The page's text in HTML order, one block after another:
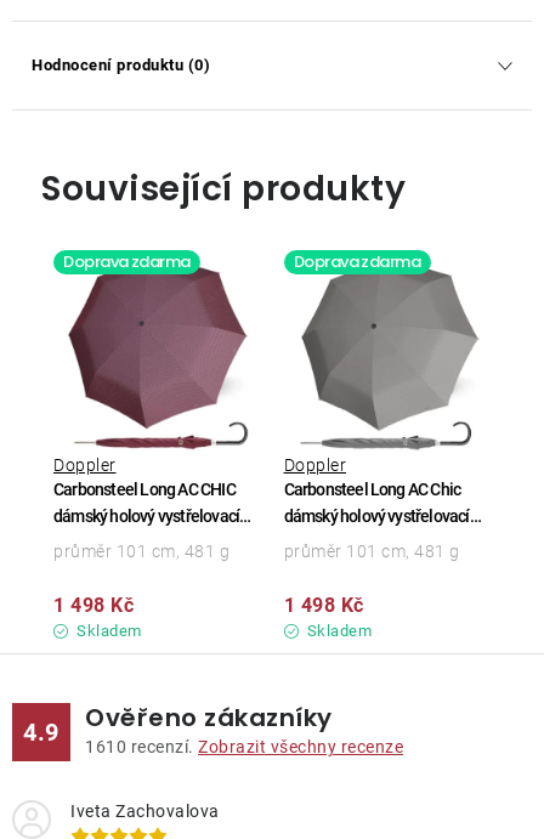
Hodnocení produktu (0)
Související produkty
Doprava zdarma
Carbonsteel Long AC CHIC
dámský holový vystřelovací
deštník
Doppler
Skladem
1 498 Kč
průměr 101 cm, 481 g
Doprava zdarma
Carbonsteel Long AC Chic
dámský holový vystřelovací
deštník
Doppler
Skladem
1 498 Kč
průměr 101 cm, 481 g
4.9 Ověřeno zákazníky
1610 recenzí. Zobrazit všechny recenze
Iveta Zachovalova